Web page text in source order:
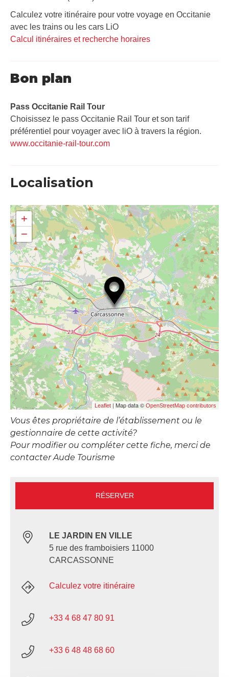
Calculez votre itinéraire pour votre voyage en Occitanie
avec les trains ou les cars LiO
Calcul itinéraires et recherche horaires
Bon plan
Pass Occitanie Rail Tour​
Choisissez le pass Occitanie Rail Tour et son tarif
préférentiel pour voyager avec liO à travers la région.
www.occitanie-rail-tour.com
Localisation
+
−
Leaflet | Map data © OpenStreetMap contributors
Vous êtes propriétaire de l’établissement ou le
gestionnaire de cette activité?
Pour modifier ou compléter cette fiche, merci de
contacter Aude Tourisme
RÉSERVER
LE JARDIN EN VILLE
5 rue des framboisiers 11000
CARCASSONNE
Calculez votre itinéraire
+33 4 68 47 80 91
+33 6 48 48 68 60